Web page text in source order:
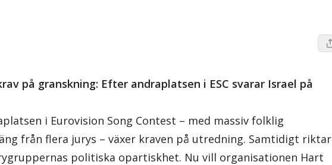
på granskning: Efter andraplatsen i ESC svarar Israel på
i Eurovision Song Contest – med massiv folklig
från flera jurys – växer kraven på utredning. Samtidigt riktar
politiska opartiskhet. Nu vill organisationen Hart